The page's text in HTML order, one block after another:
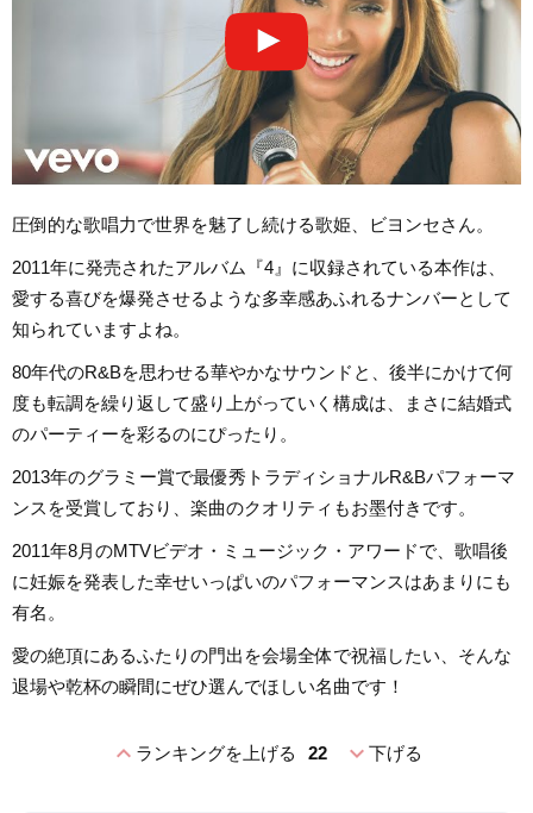
圧倒的な歌唱力で世界を魅了し続ける歌姫、ビヨンセさん。
2011年に発売されたアルバム『4』に収録されている本作は、
愛する喜びを爆発させるような多幸感あふれるナンバーとして
知られていますよね。
80年代のR&Bを思わせる華やかなサウンドと、後半にかけて何
度も転調を繰り返して盛り上がっていく構成は、まさに結婚式
のパーティーを彩るのにぴったり。
2013年のグラミー賞で最優秀トラディショナルR&Bパフォーマ
ンスを受賞しており、楽曲のクオリティもお墨付きです。
2011年8月のMTVビデオ・ミュージック・アワードで、歌唱後
に妊娠を発表した幸せいっぱいのパフォーマンスはあまりにも
有名。
愛の絶頂にあるふたりの門出を会場全体で祝福したい、そんな
退場や乾杯の瞬間にぜひ選んでほしい名曲です！
expand_lessランキングを上げる 22 expand_more下げる